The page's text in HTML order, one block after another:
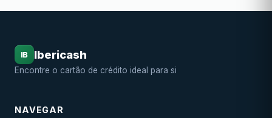
IB Ibericash
Encontre o cartão de crédito ideal para si
NAVEGAR